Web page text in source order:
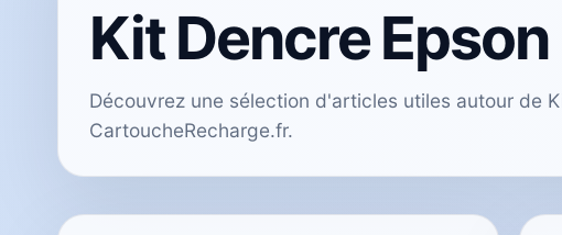
Kit Dencre Epson
Découvrez une sélection d'articles utiles autour de
CartoucheRecharge.fr.